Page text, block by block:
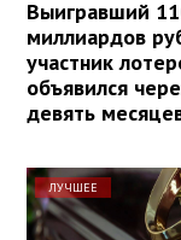
Выигравший
миллиардов
участник
объявился
девять
ЛУЧШЕЕ